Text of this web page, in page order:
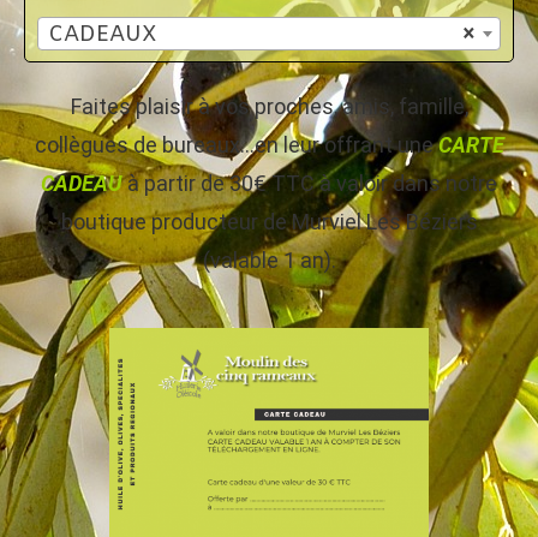
×
CADEAUX
Faites plaisir à vos proches, amis, famille,
collègues de bureaux…en leur offrant uneCARTE
CADEAUà partir de 30€ TTC à valoir dans notre
boutique producteur de Murviel Les Béziers
(valable 1 an).